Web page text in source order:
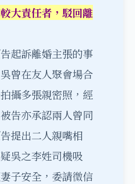
大責任者，駁回離
訴離婚主張的事
曾在友人聚會場合
攝多張親密照，經
告亦承認兩人曾同
提出二人親嘴相
吳之李姓司機吸
子安全，委請微信